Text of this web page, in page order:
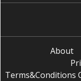
About
Terms&Conditions